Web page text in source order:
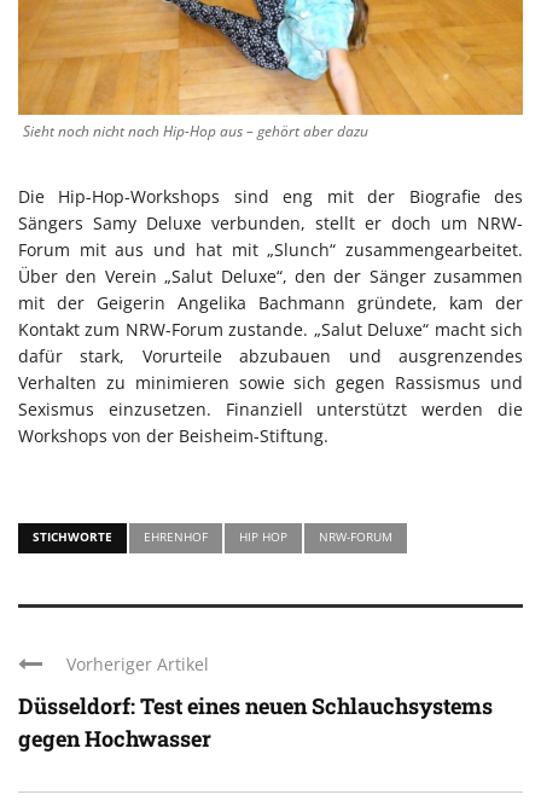
Sieht noch nicht nach Hip-Hop aus – gehört aber dazu
Die Hip-Hop-Workshops sind eng mit der Biografie des
Sängers Samy Deluxe verbunden, stellt er doch um NRW-
Forum mit aus und hat mit „Slunch“ zusammengearbeitet.
Über den Verein „Salut Deluxe“, den der Sänger zusammen
mit der Geigerin Angelika Bachmann gründete, kam der
Kontakt zum NRW-Forum zustande. „Salut Deluxe“ macht sich
dafür stark, Vorurteile abzubauen und ausgrenzendes
Verhalten zu minimieren sowie sich gegen Rassismus und
Sexismus einzusetzen. Finanziell unterstützt werden die
Workshops von der Beisheim-Stiftung.
STICHWORTE EHRENHOF HIP HOP NRW-FORUM
Vorheriger Artikel
Düsseldorf: Test eines neuen Schlauchsystems
gegen Hochwasser